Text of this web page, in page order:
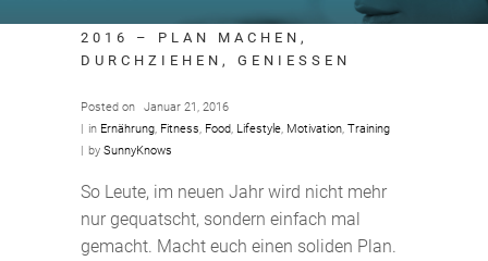
2016 – PLAN MACHEN,
DURCHZIEHEN, GENIESSEN
Posted on
Januar 21, 2016
in Ernährung, Fitness, Food, Lifestyle, Motivation, Training
by SunnyKnows
So Leute, im neuen Jahr wird nicht mehr
nur gequatscht, sondern einfach mal
gemacht. Macht euch einen soliden Plan.